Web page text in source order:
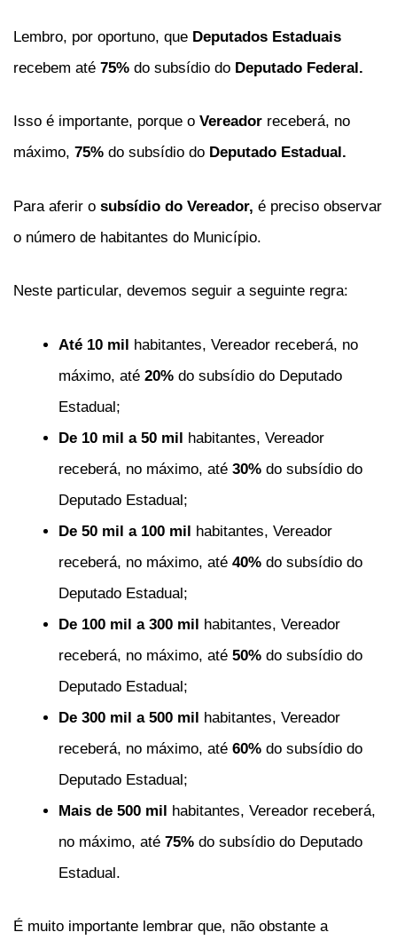
Lembro, por oportuno, que Deputados Estaduais
recebem até 75% do subsídio do Deputado Federal.
Isso é importante, porque o Vereador receberá, no
máximo, 75% do subsídio do Deputado Estadual.
Para aferir o subsídio do Vereador, é preciso observar
o número de habitantes do Município.
Neste particular, devemos seguir a seguinte regra:
Até 10 mil habitantes, Vereador receberá, no
máximo, até 20% do subsídio do Deputado
Estadual;
De 10 mil a 50 mil habitantes, Vereador
receberá, no máximo, até 30% do subsídio do
Deputado Estadual;
De 50 mil a 100 mil habitantes, Vereador
receberá, no máximo, até 40% do subsídio do
Deputado Estadual;
De 100 mil a 300 mil habitantes, Vereador
receberá, no máximo, até 50% do subsídio do
Deputado Estadual;
De 300 mil a 500 mil habitantes, Vereador
receberá, no máximo, até 60% do subsídio do
Deputado Estadual;
Mais de 500 mil habitantes, Vereador receberá,
no máximo, até 75% do subsídio do Deputado
Estadual.
É muito importante lembrar que, não obstante a